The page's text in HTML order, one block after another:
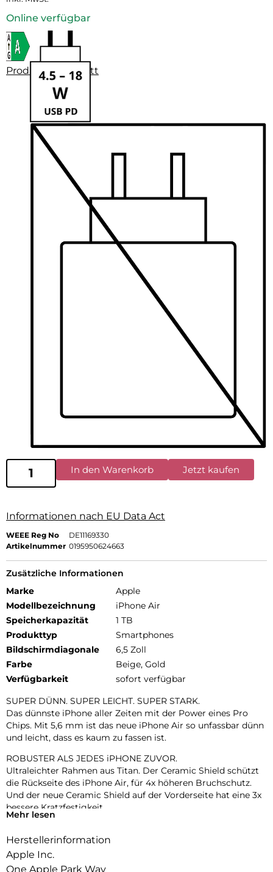
Online verfügbar
Produktdatenblatt
In den Warenkorb Jetzt kaufen
Informationen nach EU Data Act
WEEE Reg No
DE11169330
Artikelnummer 0195950624663
Zusätzliche Informationen
Marke
Apple
Modellbezeichnung
iPhone Air
Speicherkapazität
1 TB
Produkttyp
Smartphones
Bildschirmdiagonale
6,5 Zoll
Farbe
Beige, Gold
Verfügbarkeit
sofort verfügbar
SUPER DÜNN. SUPER LEICHT. SUPER STARK.
Das dünnste iPhone aller Zeiten mit der Power eines Pro
Chips. Mit 5,6 mm ist das neue iPhone Air so unfassbar dünn
und leicht, dass es kaum zu fassen ist.
ROBUSTER ALS JEDES iPHONE ZUVOR.
Ultraleichter Rahmen aus Titan. Der Ceramic Shield schützt
die Rückseite des iPhone Air, für 4x höheren Bruchschutz.
Und der neue Ceramic Shield auf der Vorderseite hat eine 3x
bessere Kratzfestigkeit.
48 MP Fusion Kamera-System mit 2x Zoom in optischer
Qualität. Mach einfach perfekte Aufnahmen – direkt von dort,
wo du stehst.
Mehr lesen
Herstellerinformation
Apple Inc.
One Apple Park Way